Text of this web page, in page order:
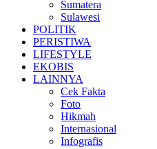
Sumatera
Sulawesi
POLITIK
PERISTIWA
LIFESTYLE
EKOBIS
LAINNYA
Cek Fakta
Foto
Hikmah
Internasional
Infografis